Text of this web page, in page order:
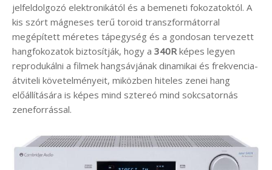
jelfeldolgozó elektronikától és a bemeneti fokozatoktól. A
kis szórt mágneses terű toroid transzformátorral
megépített méretes tápegység és a gondosan tervezett
hangfokozatok biztosítják, hogy a 340R képes legyen
reprodukálni a filmek hangsávjának dinamikai és frekvencia-
átviteli követelményeit, miközben hiteles zenei hang
előállítására is képes mind sztereó mind sokcsatornás
zeneforrással.